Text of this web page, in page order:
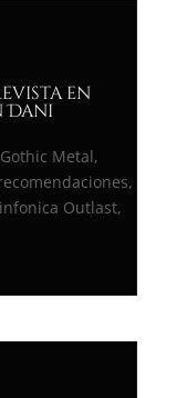
en
Gothic Metal,
,
Outlast,